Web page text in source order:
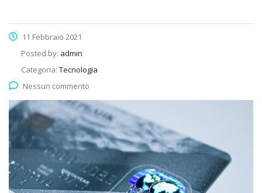
11 Febbraio 2021
Posted by: admin
Categoria: Tecnologia
Nessun commento